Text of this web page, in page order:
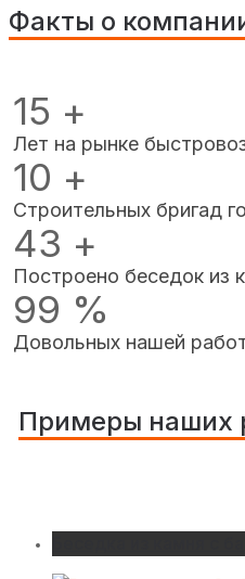
Факты о
15 +
Лет на рынке
10 +
Строительных бригад
43 +
Построено беседок из
99 %
Довольных нашей
Примеры наших